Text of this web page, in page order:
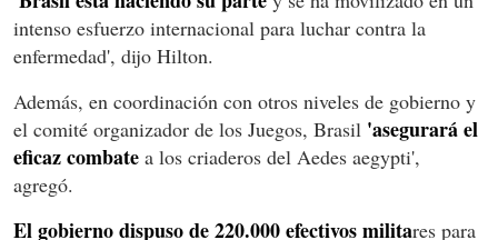
intenso esfuerzo internacional para luchar contra la
enfermedad', dijo Hilton.
Además, en coordinación con otros niveles de gobierno y
el comité organizador de los Juegos, Brasil 'asegurará el
eficaz combate a los criaderos del Aedes aegypti',
agregó.
El gobierno dispuso de 220.000 efectivos militares para